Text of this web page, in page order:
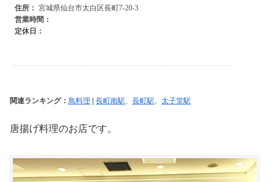
関連ランキング： 鳥料理 | 長町南駅 長町駅 太子堂駅
唐揚げ料理のお店です。